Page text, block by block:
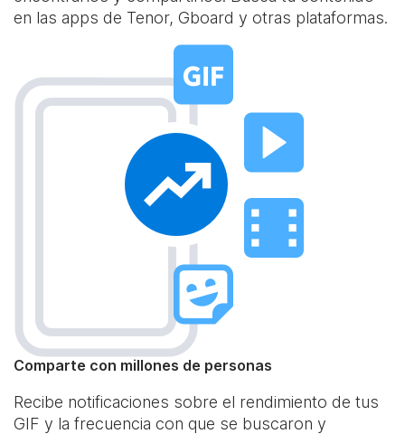
en las apps de Tenor, Gboard y otras plataformas.
Comparte con millones de personas
Recibe notificaciones sobre el rendimiento de tus
GIF y la frecuencia con que se buscaron y